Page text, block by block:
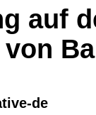
auf
de